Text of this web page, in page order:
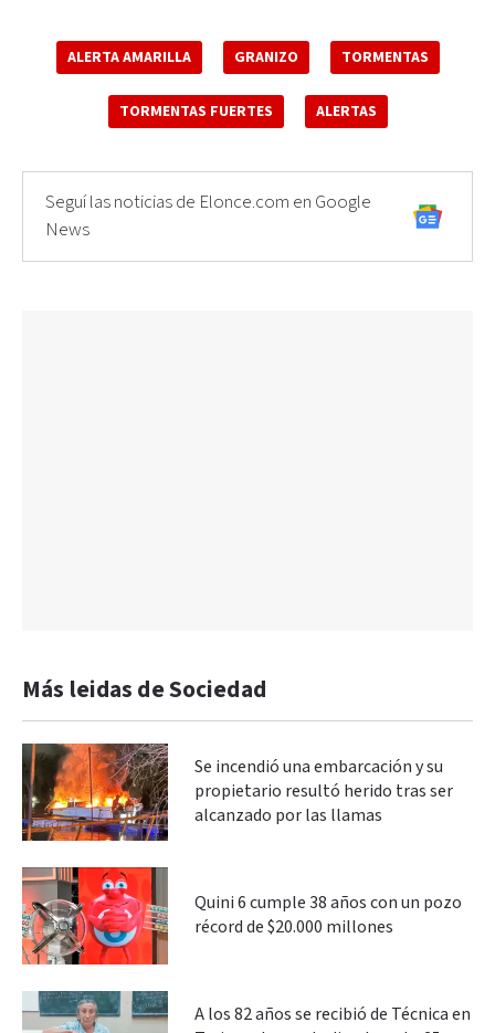
ALERTA AMARILLA GRANIZO TORMENTAS
TORMENTAS FUERTES ALERTAS
Seguí las noticias de Elonce.com en Google
News
Más leidas de Sociedad
Se incendió una embarcación y su
propietario resultó herido tras ser
alcanzado por las llamas
Quini 6 cumple 38 años con un pozo
récord de $20.000 millones
A los 82 años se recibió de Técnica en